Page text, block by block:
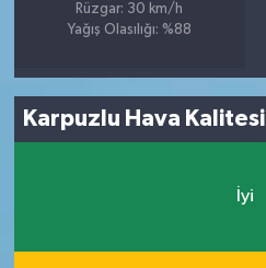
Rüzgar: 30 km/h
Yağış Olasılığı: %88
Karpuzlu Hava Kalitesi
İyi